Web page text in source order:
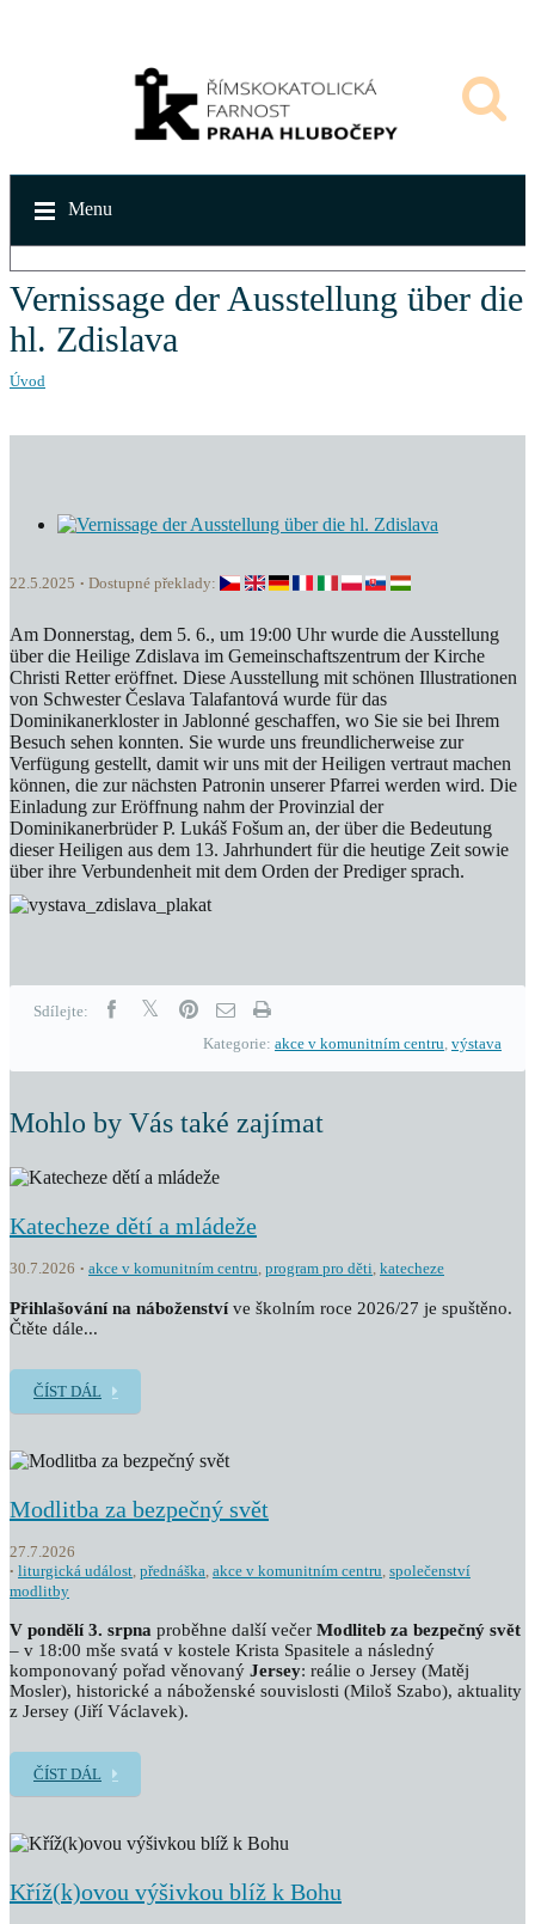
Menu
Vernissage der Ausstellung über die
hl. Zdislava
Úvod
22.5.2025 Dostupné překlady:
Am Donnerstag, dem 5. 6., um 19:00 Uhr wurde die Ausstellung
über die Heilige Zdislava im Gemeinschaftszentrum der Kirche
Christi Retter eröffnet. Diese Ausstellung mit schönen Illustrationen
von Schwester Česlava Talafantová wurde für das
Dominikanerkloster in Jablonné geschaffen, wo Sie sie bei Ihrem
Besuch sehen konnten. Sie wurde uns freundlicherweise zur
Verfügung gestellt, damit wir uns mit der Heiligen vertraut machen
können, die zur nächsten Patronin unserer Pfarrei werden wird. Die
Einladung zur Eröffnung nahm der Provinzial der
Dominikanerbrüder P. Lukáš Fošum an, der über die Bedeutung
dieser Heiligen aus dem 13. Jahrhundert für die heutige Zeit sowie
über ihre Verbundenheit mit dem Orden der Prediger sprach.
Sdílejte:
Kategorie: akce v komunitním centru, výstava
Mohlo by Vás také zajímat
Katecheze dětí a mládeže
30.7.2026 akce v komunitním centru, program pro děti, katecheze
Přihlašování na náboženstvíve školním roce 2026/27 je spuštěno.
Čtěte dále...
ČÍST DÁL
Modlitba za bezpečný svět
27.7.2026
liturgická událost, přednáška, akce v komunitním centru, společenství
modlitby
V pondělí 3. srpna proběhne další večer Modliteb za bezpečný svět
– v 18:00 mše svatá v kostele Krista Spasitele a následný
komponovaný pořad věnovaný Jersey: reálie o Jersey (Matěj
Mosler), historické a náboženské souvislosti (Miloš Szabo), aktuality
z Jersey (Jiří Václavek).
ČÍST DÁL
Kříž(k)ovou výšivkou blíž k Bohu